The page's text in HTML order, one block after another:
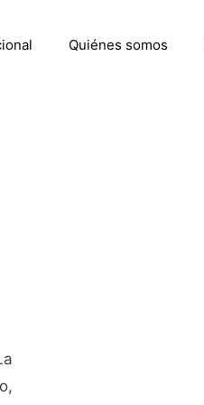
Quiénes somos